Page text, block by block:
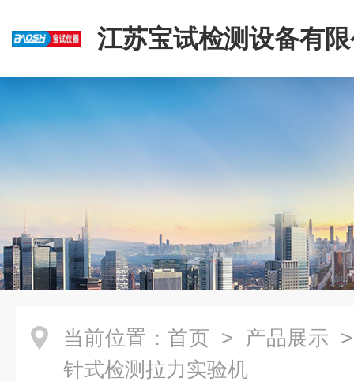
江苏宝试检测设备有
当前位置： 首页 > 产品展示
针式检测拉力实验机